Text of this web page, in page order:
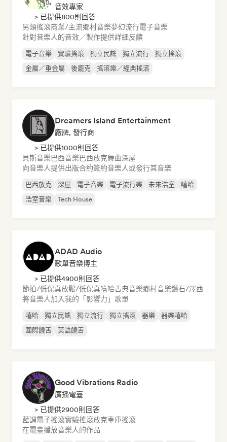
音效專家
> 已提供800則回答
另類搖滾商業/主流鄉村音樂夢幻流行電子音樂
針對音樂人的音效／製作提供詳細反饋
電子音樂 實驗搖滾 獨立民謠 獨立流行
獨立搖滾
金屬／重金屬
後龐克 搖滾樂／經典搖滾
Dreamers Island Entertainment
廠牌, 發行商
> 已提供1000則回答
貝斯音樂巴西音樂巴西放克舞曲深屋
向音樂人提供出版合約簽約音樂人或發行其音樂
巴西放克 深屋 電子音樂 電子流行樂 未來浩室
嘻哈
浩室音樂
Tech House
ADAD Audio
歌單音樂博主
> 已提供4900則回答
節拍/低保真放鬆/低保真嘻哈古典音樂鄉村音樂鑽石/澤西
將音樂人加入我的「影響力」歌單
嘻哈 獨立民謠 獨立流行 獨立搖滾 器樂
器樂嘻哈
國際饒舌
英語饒舌
Good Vibrations Radio
廣播電臺
> 已提供2900則回答
藍調電子搖滾實驗搖滾放克車庫搖滾
在電臺播放音樂人的作品